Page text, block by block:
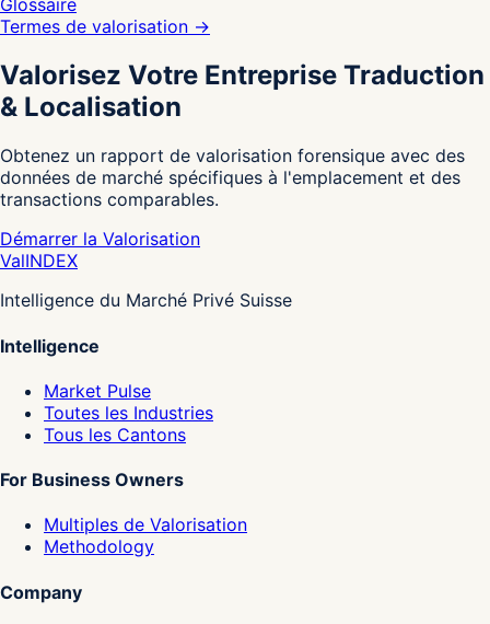
Glossaire
Termes de valorisation →
Valorisez Votre Entreprise Traduction
& Localisation
Obtenez un rapport de valorisation forensique avec des
données de marché spécifiques à l'emplacement et des
transactions comparables.
Démarrer la Valorisation
ValINDEX
Intelligence du Marché Privé Suisse
Intelligence
Market Pulse
Toutes les Industries
Tous les Cantons
For Business Owners
Multiples de Valorisation
Methodology
Company